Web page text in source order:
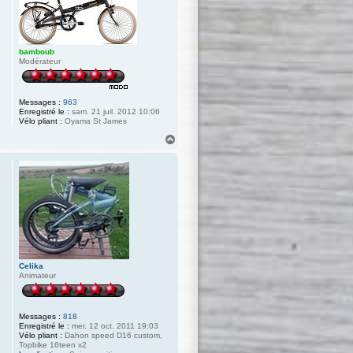
bamboub
Modérateur
Messages : 963
Enregistré le : sam. 21 juil. 2012 10:06
Vélo pliant : Oyama St James
Celika
Animateur
Messages : 818
Enregistré le : mer. 12 oct. 2011 19:03
Vélo pliant : Dahon speed D16 custom,
Topbike 16teen x2